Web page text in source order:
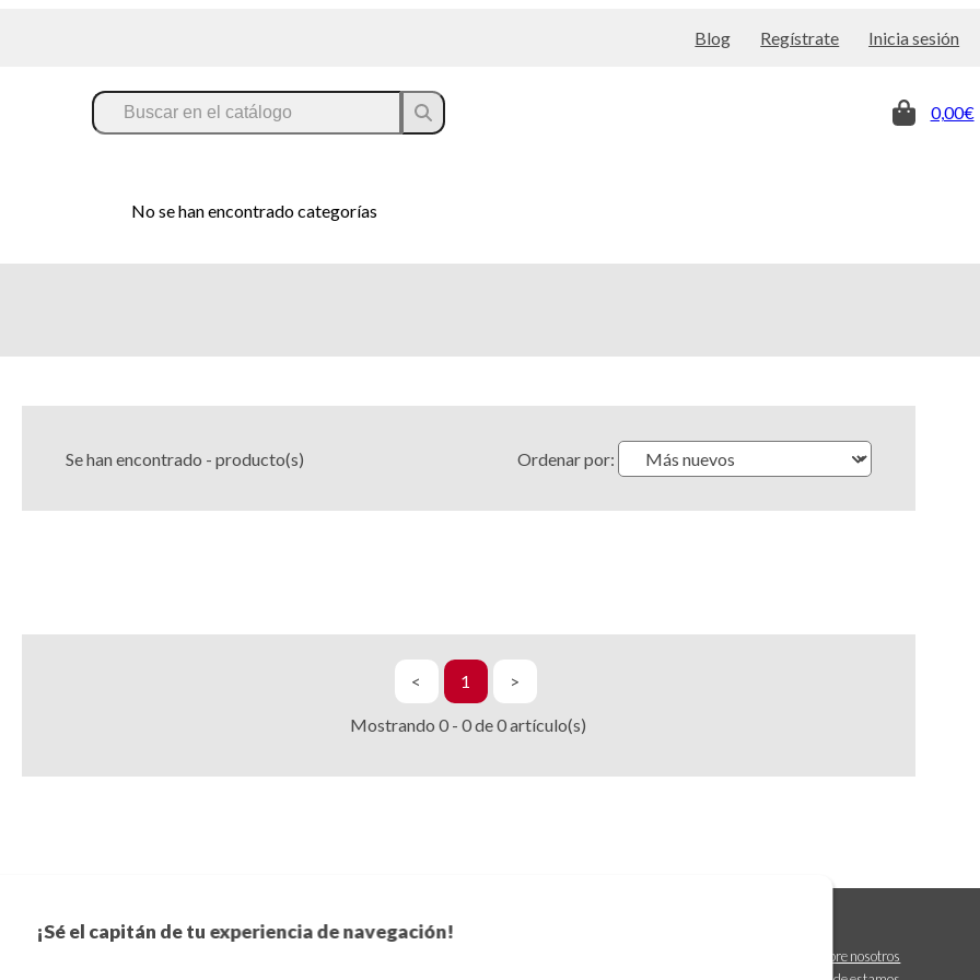
¡Sé el capitán de tu experiencia de navegación!
Blog Regístrate Inicia sesión
0,00€
No se han encontrado categorías
Se han encontrado - producto(s) Ordenar por:
< 1 >
Mostrando0 -0de0artículo(s)
Suscríbete a nuestro boletín
Sobre nosotros